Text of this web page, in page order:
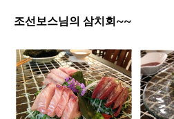
조선보스님의 삼치회~~